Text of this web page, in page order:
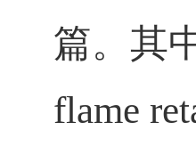
篇。其
flame